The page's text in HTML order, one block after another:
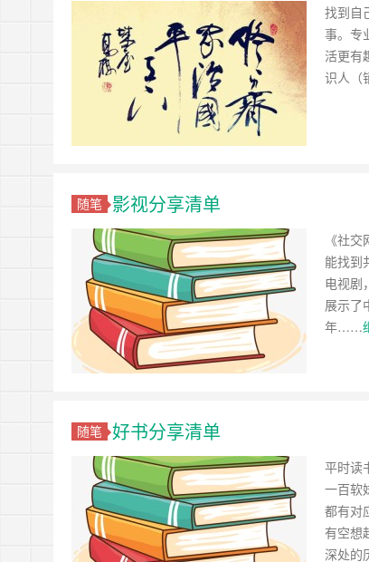
找到自
事。专
活更有
识人（
随笔 影视分享清单
《社
能找到
电视剧
展示了
年……
随笔 好书分享清单
平时读
一百软
都有对
有空想
深处